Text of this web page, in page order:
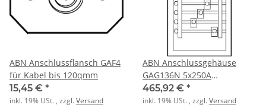
ABN Anschlussflansch GAF4
für Kabel bis 120qmm
15,45 € *
inkl. 19% USt. , zzgl.Versand
ABN Anschlussgehäuse
GAG136N 5x250A
Sammelsch. komplett
465,92 € *
inkl. 19% USt. , zzgl.Versand